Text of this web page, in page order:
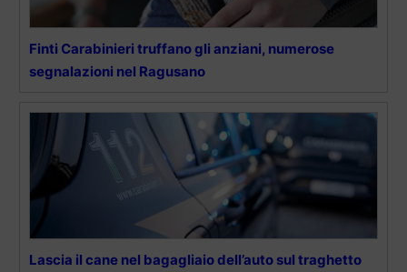
Finti Carabinieri truffano gli anziani, numerose
segnalazioni nel Ragusano
Lascia il cane nel bagagliaio dell’auto sul traghetto